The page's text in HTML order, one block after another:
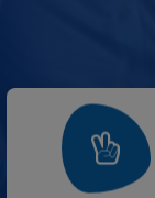
Mai Mult